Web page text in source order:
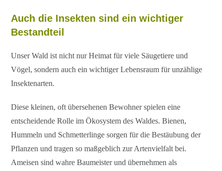
Auch die Insekten sind ein wichtiger
Bestandteil
Unser Wald ist nicht nur Heimat für viele Säugetiere und
Vögel, sondern auch ein wichtiger Lebensraum für unzählige
Insektenarten.
Diese kleinen, oft übersehenen Bewohner spielen eine
entscheidende Rolle im Ökosystem des Waldes. Bienen,
Hummeln und Schmetterlinge sorgen für die Bestäubung der
Pflanzen und tragen so maßgeblich zur Artenvielfalt bei.
Ameisen sind wahre Baumeister und übernehmen als